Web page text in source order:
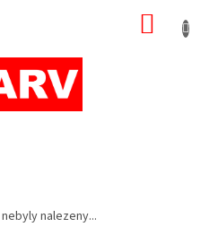
nebyly nalezeny...